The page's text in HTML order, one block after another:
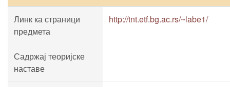
Линк ка страници
предмета
http://tnt.etf.bg.ac.rs/~labe1/
Садржај теоријске
наставе